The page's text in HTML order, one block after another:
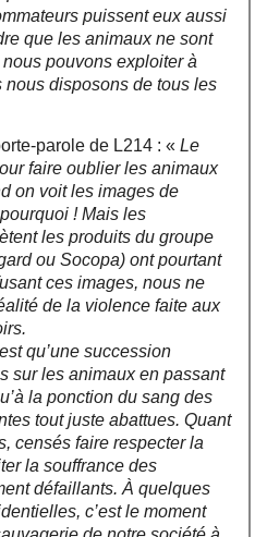
puissent eux aussi
que les animaux ne sont
pouvons exploiter à
disposons de tous les
parole de L214 : « Le
faire oublier les animaux
on voit les images de
! Mais les
les produits du groupe
ou Socopa) ont pourtant
ces images, nous ne
de la violence faite aux
qu’une succession
sur les animaux en passant
la ponction du sang des
tout juste abattues. Quant
censés faire respecter la
la souffrance des
défaillants. À quelques
c’est le moment